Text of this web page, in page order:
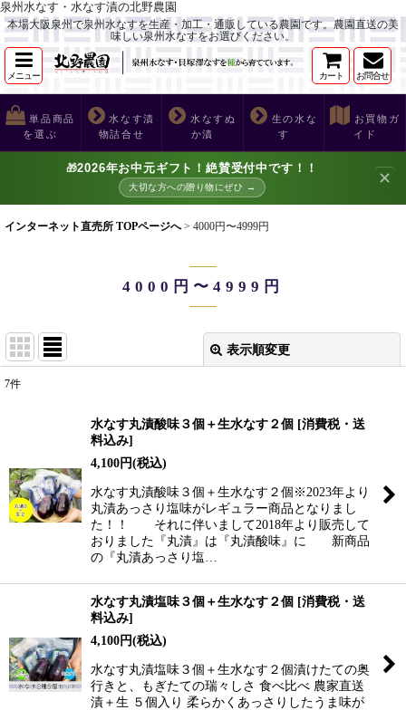
泉州水なす・水なす漬の北野農園
本場大阪泉州で泉州水なすを生産・加工・通販している農園です。農園直送の美
味しい泉州水なすをお選びください。
メニュー カート お問合せ
単品商品
を選ぶ
水なす漬
物詰合せ
水なすぬ
か漬
生の水な
す
お買物ガ
イド
🎁2026年お中元ギフト！絶賛受付中です！！
大切な方への贈り物にぜひ → ✕
インターネット直売所 TOPページへ > 4000円〜4999円
4000円〜4999円
表示順変更
絞り込む
7件
水なす丸漬酸味３個＋生水なす２個 [消費税・送
料込み]
4,100円(税込)
水なす丸漬酸味３個＋生水なす２個※2023年より
丸漬あっさり塩味がレギュラー商品となりまし
た！！ それに伴いまして2018年より販売して
おりました『丸漬』は『丸漬酸味』に 新商品
の『丸漬あっさり塩…
水なす丸漬塩味３個＋生水なす２個 [消費税・送
料込み]
4,100円(税込)
水なす丸漬塩味３個＋生水なす２個漬けたての奥
行きと、もぎたての瑞々しさ 食べ比べ 農家直送
漬＋生 ５個入り 柔らかくあっさりしたうま味が